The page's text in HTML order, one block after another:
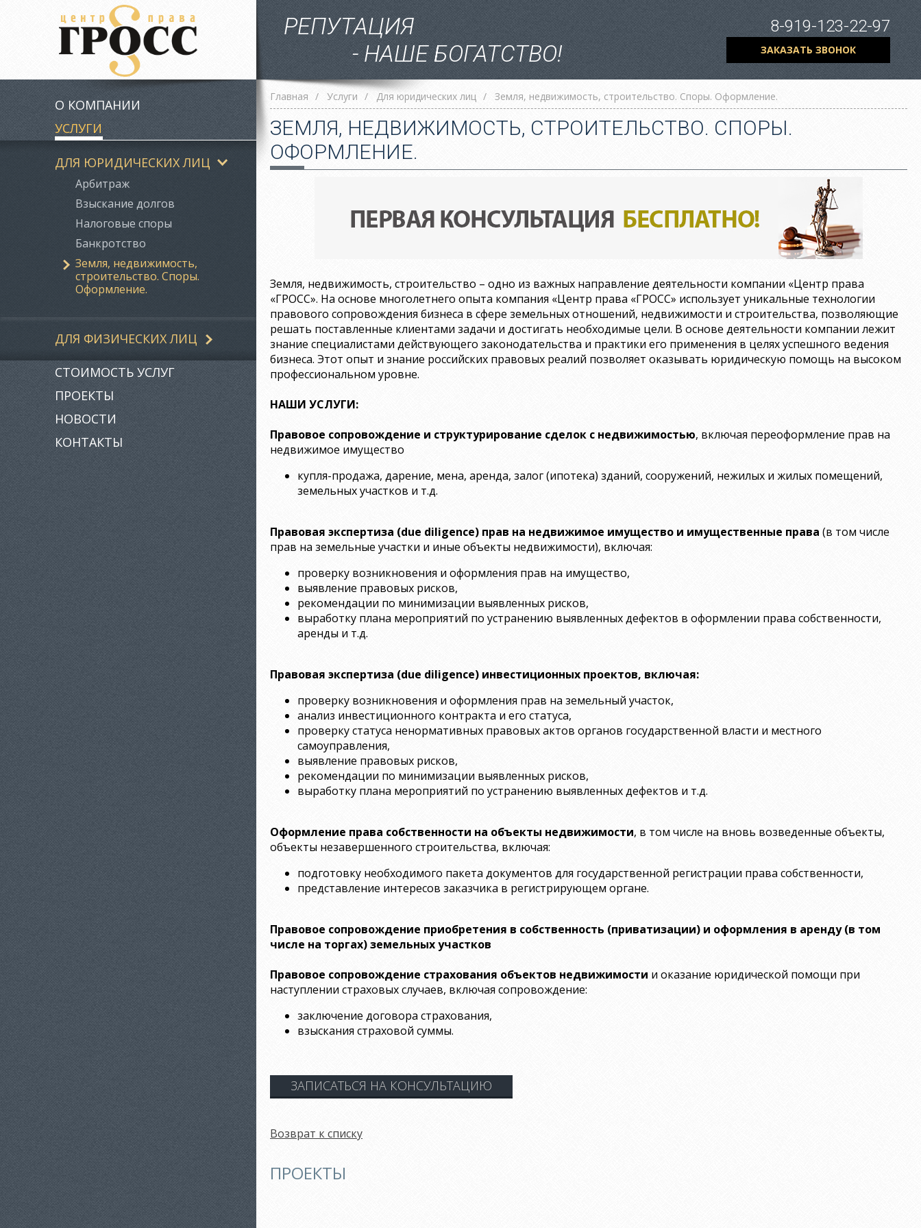
О КОМПАНИИ
УСЛУГИ
ДЛЯ ЮРИДИЧЕСКИХ ЛИЦ
Арбитраж
Взыскание долгов
Налоговые споры
Банкротство
Земля, недвижимость,
строительство. Споры.
Оформление.
ДЛЯ ФИЗИЧЕСКИХ ЛИЦ
СТОИМОСТЬ УСЛУГ
ПРОЕКТЫ
НОВОСТИ
КОНТАКТЫ
РЕПУТАЦИЯ
- НАШЕ БОГАТСТВО!
8-919-123-22-97
ЗАКАЗАТЬ ЗВОНОК
Главная / Услуги / Для юридических лиц / Земля, недвижимость, строительство. Споры. Оформление.
ЗЕМЛЯ, НЕДВИЖИМОСТЬ, СТРОИТЕЛЬСТВО. СПОРЫ.
ОФОРМЛЕНИЕ.
Земля, недвижимость, строительство – одно из важных направление деятельности компании «Центр права
«ГРОСС». На основе многолетнего опыта компания «Центр права «ГРОСС» использует уникальные технологии
правового сопровождения бизнеса в сфере земельных отношений, недвижимости и строительства, позволяющие
решать поставленные клиентами задачи и достигать необходимые цели. В основе деятельности компании лежит
знание специалистами действующего законодательства и практики его применения в целях успешного ведения
бизнеса. Этот опыт и знание российских правовых реалий позволяет оказывать юридическую помощь на высоком
профессиональном уровне.
НАШИ УСЛУГИ:
Правовое сопровождение и структурирование сделок с недвижимостью, включая переоформление прав на
недвижимое имущество
купля-продажа, дарение, мена, аренда, залог (ипотека) зданий, сооружений, нежилых и жилых помещений,
земельных участков и т.д.
Правовая экспертиза (due diligence) прав на недвижимое имущество и имущественные права (в том числе
прав на земельные участки и иные объекты недвижимости), включая:
проверку возникновения и оформления прав на имущество,
выявление правовых рисков,
рекомендации по минимизации выявленных рисков,
выработку плана мероприятий по устранению выявленных дефектов в оформлении права собственности,
аренды и т.д.
Правовая экспертиза (due diligence) инвестиционных проектов, включая:
проверку возникновения и оформления прав на земельный участок,
анализ инвестиционного контракта и его статуса,
проверку статуса ненормативных правовых актов органов государственной власти и местного
самоуправления,
выявление правовых рисков,
рекомендации по минимизации выявленных рисков,
выработку плана мероприятий по устранению выявленных дефектов и т.д.
Оформление права собственности на объекты недвижимости, в том числе на вновь возведенные объекты,
объекты незавершенного строительства, включая:
подготовку необходимого пакета документов для государственной регистрации права собственности,
представление интересов заказчика в регистрирующем органе.
Правовое сопровождение приобретения в собственность (приватизации) и оформления в аренду (в том
числе на торгах) земельных участков
Правовое сопровождение страхования объектов недвижимости и оказание юридической помощи при
наступлении страховых случаев, включая сопровождение:
заключение договора страхования,
взыскания страховой суммы.
ЗАПИСАТЬСЯ НА КОНСУЛЬТАЦИЮ
Возврат к списку
ПРОЕКТЫ